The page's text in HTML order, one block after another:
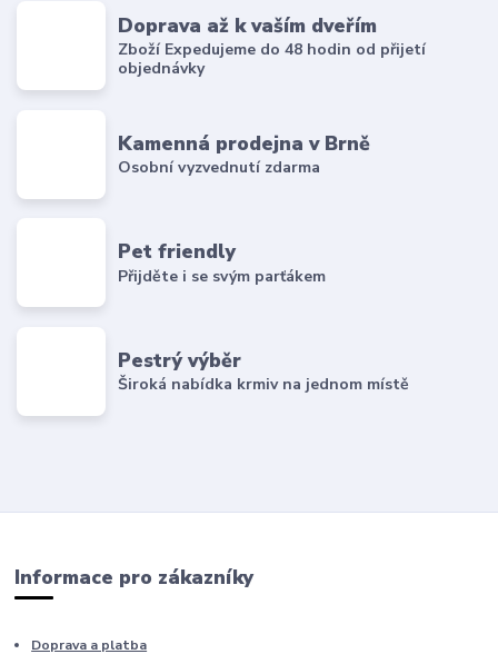
Doprava až k vaším dveřím
Zboží Expedujeme do 48 hodin od přijetí
objednávky
Kamenná prodejna v Brně
Osobní vyzvednutí zdarma
Pet friendly
Přijděte i se svým parťákem
Pestrý výběr
Široká nabídka krmiv na jednom místě
Informace pro zákazníky
Doprava a platba